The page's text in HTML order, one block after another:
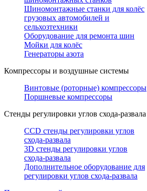
Шиномонтажные станки для колёс
грузовых автомобилей и
сельхозтехники
Оборудование для ремонта шин
Мойки для колёс
Генераторы азота
Компрессоры и воздушные системы
Винтовые (роторные) компрессоры
Поршневые компрессоры
Стенды регулировки углов схода-развала
CCD стенды регулировки углов
схода-развала
3D стенды регулировки углов
схода-развала
Дополнительное оборудование для
регулировки углов схода-развала